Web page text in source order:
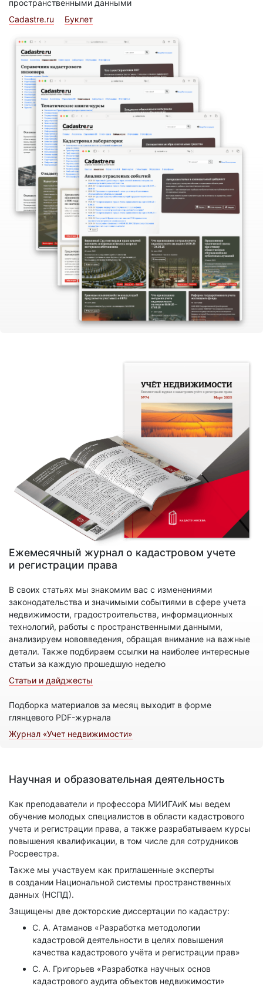
пространственными данными
Cadastre.ru
Буклет
Ежемесячный журнал о кадастровом учете
и регистрации права
В своих статьях мы знакомим вас с изменениями
законодательства и значимыми событиями в сфере учета
недвижимости, градостроительства, информационных
технологий, работы с пространственными данными,
анализируем нововведения, обращая внимание на важные
детали. Также подбираем ссылки на наиболее интересные
статьи за каждую прошедшую неделю
Статьи и дайджесты
Подборка материалов за месяц выходит в форме
глянцевого PDF-журнала
Журнал «Учет недвижимости»
Научная и образовательная деятельность
Как преподаватели и профессора МИИГАиК мы ведем
обучение молодых специалистов в области кадастрового
учета и регистрации права, а также разрабатываем курсы
повышения квалификации, в том числе для сотрудников
Росреестра.
Также мы участвуем как приглашенные эксперты
в создании Национальной системы пространственных
данных (НСПД).
Защищены две докторские диссертации по кадастру:
С. А. Атаманов «Разработка методологии
кадастровой деятельности в целях повышения
качества кадастрового учёта и регистрации прав»
С. А. Григорьев «Разработка научных основ
кадастрового аудита объектов недвижимости»